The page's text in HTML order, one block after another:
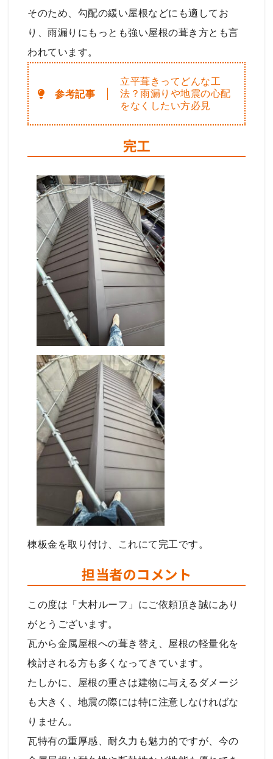
そのため、勾配の緩い屋根などにも適してお
り、雨漏りにもっとも強い屋根の葺き方とも言
われています。
立平葺きってどんな工
法？雨漏りや地震の心配
をなくしたい方必見
完工
棟板金を取り付け、これにて完工です。
担当者のコメント
この度は「大村ルーフ」にご依頼頂き誠にあり
がとうございます。
瓦から金属屋根への葺き替え、屋根の軽量化を
検討される方も多くなってきています。
たしかに、屋根の重さは建物に与えるダメージ
も大きく、地震の際には特に注意しなければな
りません。
瓦特有の重厚感、耐久力も魅力的ですが、今の